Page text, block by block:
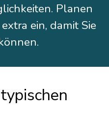
Planen
ein, damit Sie